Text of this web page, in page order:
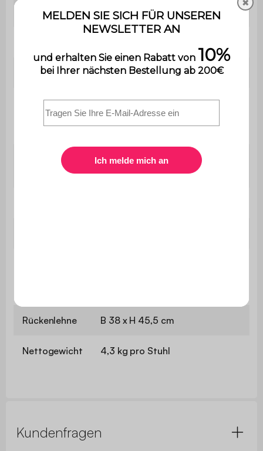
Belastung
Garantie 2 Jahre
Montage
Der Aufbau ist sehr einfach,
eine Bedienungsanleitung wird
mitgeliefert.
Rattan, Polsterung
Polyurethanschaum (28kg/m3)
Rückenlehne B 38 x H 45,5 cm
Nettogewicht 4,3 kg pro Stuhl
Kundenfragen
✖